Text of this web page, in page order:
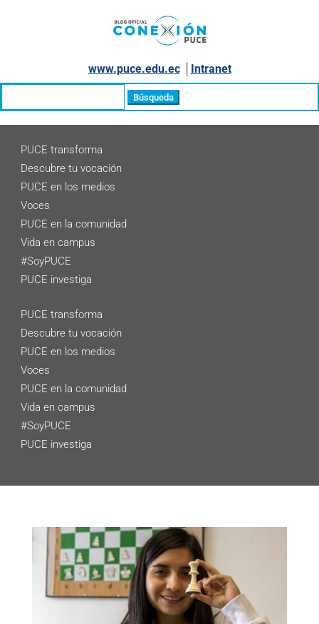
www.puce.edu.ec│ Intranet
PUCE transforma
Descubre tu vocación
PUCE en los medios
Voces
PUCE en la comunidad
Vida en campus
#SoyPUCE
PUCE investiga
PUCE transforma
Descubre tu vocación
PUCE en los medios
Voces
PUCE en la comunidad
Vida en campus
#SoyPUCE
PUCE investiga